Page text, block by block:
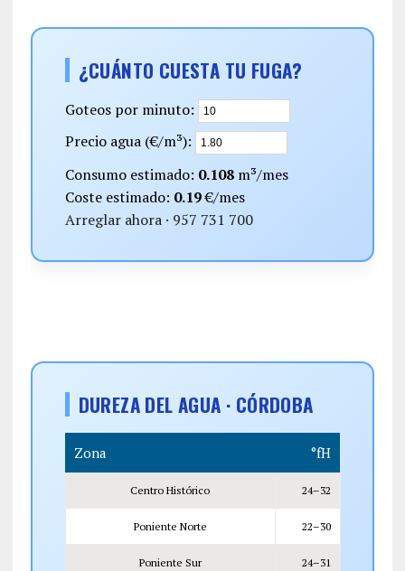
¿CUÁNTO CUESTA TU FUGA?
Goteos por minuto:
Precio agua (€/m³):
Consumo estimado: 0.108m³/mes
Coste estimado: 0.19€/mes
Arreglar ahora · 957 731 700
DUREZA DEL AGUA · CÓRDOBA
Zona °fH
Centro Histórico 24–32
Poniente Norte 22–30
Poniente Sur 24–31